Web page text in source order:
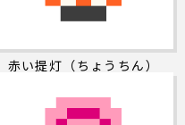
赤い提灯（ちょうちん）